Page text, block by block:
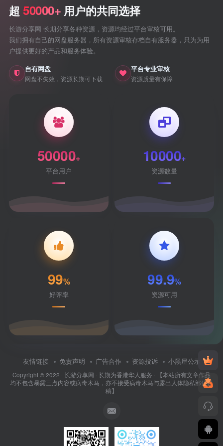
超50000+ 用户的共同选择
长游分享网 长期分享各种资源，资源均经过平台审核可用。
我们拥有自己的网盘服务器，所有资源审核存档自有服务器，只为为用
户提供更好的产品和服务体验。
自有网盘
网盘不失效，资源长期可下载
平台专业审核
资源质量有保障
50000+
平台用户
10000+
资源数量
99%
好评率
99.9%
资源可用
友情链接 免责声明 广告合作 资源投诉 小黑屋公示
Copyright © 2022 · 长游分享网 · 长期为香港华人服务 · 【本站所有文章作品
均不包含暴露三点内容或病毒木马，亦不接受病毒木马与露出人体隐私部位投
稿】